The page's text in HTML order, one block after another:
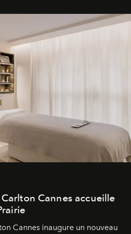
Cannes accueille
Cannes inaugure un nouveau